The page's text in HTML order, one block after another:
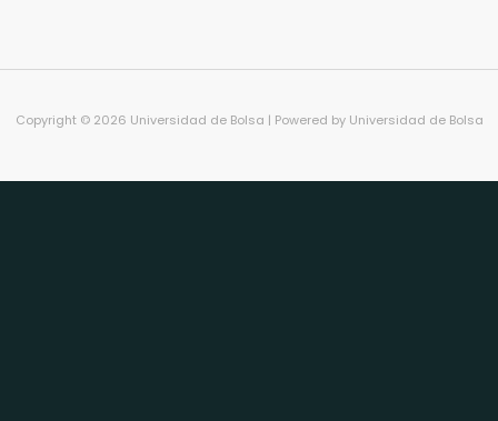
Copyright © 2026 Universidad de Bolsa | Powered by Universidad de Bolsa